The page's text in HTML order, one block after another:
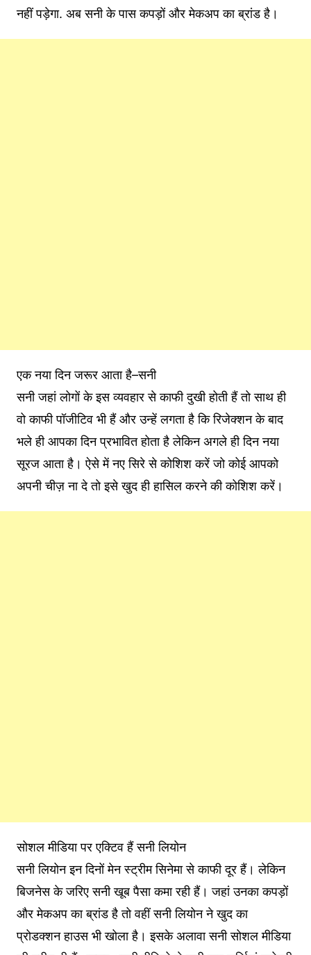
नहीं पड़ेगा. अब सनी के पास कपड़ों और मेकअप का ब्रांड है।
एक नया दिन जरूर आता है–सनी
सनी जहां लोगों के इस व्यवहार से काफी दुखी होती हैं तो साथ ही
वो काफी पॉजीटिव भी हैं और उन्हें लगता है कि रिजेक्शन के बाद
भले ही आपका दिन प्रभावित होता है लेकिन अगले ही दिन नया
सूरज आता है। ऐसे में नए सिरे से कोशिश करें जो कोई आपको
अपनी चीज़ ना दे तो इसे खुद ही हासिल करने की कोशिश करें।
सोशल मीडिया पर एक्टिव हैं सनी लियोन
सनी लियोन इन दिनों मेन स्ट्रीम सिनेमा से काफी दूर हैं। लेकिन
बिजनेस के जरिए सनी खूब पैसा कमा रही हैं। जहां उनका कपड़ों
और मेकअप का ब्रांड है तो वहीं सनी लियोन ने खुद का
प्रोडक्शन हाउस भी खोला है। इसके अलावा सनी सोशल मीडिया